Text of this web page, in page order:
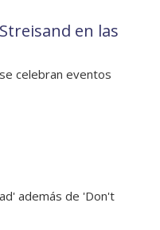
en las
celebran eventos
además de 'Don't